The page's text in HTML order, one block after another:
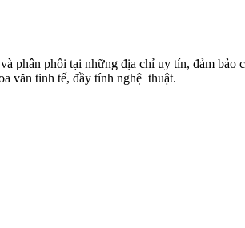
phân phối tại những địa chỉ uy tín, đảm bảo
văn tinh tế, đầy tính nghệ thuật.